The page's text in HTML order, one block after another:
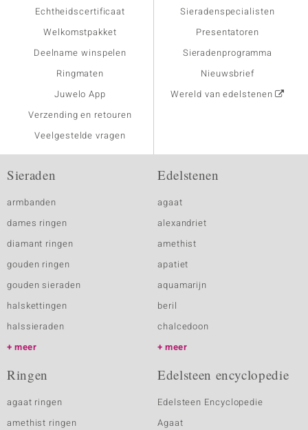
Echtheidscertificaat
Welkomstpakket
Deelname winspelen
Ringmaten
Juwelo App
Verzending en retouren
Veelgestelde vragen
Sieradenspecialisten
Presentatoren
Sieradenprogramma
Nieuwsbrief
Wereld van edelstenen
Sieraden
armbanden
dames ringen
diamant ringen
gouden ringen
gouden sieraden
halskettingen
halssieraden
meer
Edelstenen
agaat
alexandriet
amethist
apatiet
aquamarijn
beril
chalcedoon
meer
Ringen
agaat ringen
amethist ringen
Edelsteen encyclopedie
Edelsteen Encyclopedie
Agaat